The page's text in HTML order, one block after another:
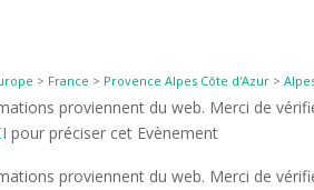
> France > Provence Alpes Côte d'Azur >
proviennent du web. Merci de
pour préciser cet Evènement
proviennent du web. Merci de